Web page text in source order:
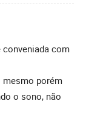
conveniada com
mesmo porém
o sono, não